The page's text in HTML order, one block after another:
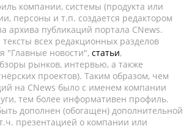
компании, системы (продукта или
персоны и т.п. создается редактором
архива публикаций портала CNews.
всех редакционных разделов
"Главные новости", статьи,
рынков, интервью, а также
проектов). Таким образом, чем
на CNews было с именем компании
тем более информативен профиль.
дополнен (обогащен) дополнительной
презентацией о компании или